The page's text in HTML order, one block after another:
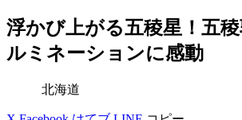
浮かび上がる五稜星！五
ルミネーションに感動
北海道